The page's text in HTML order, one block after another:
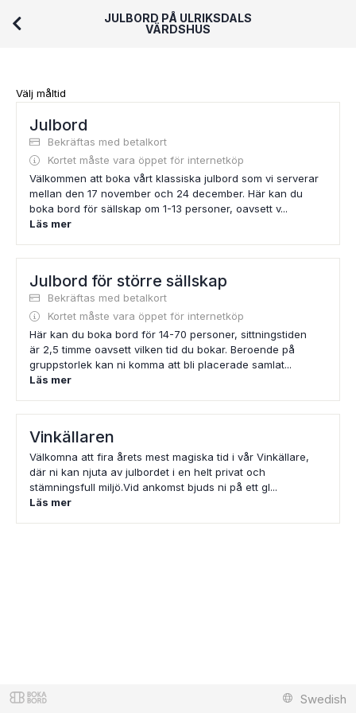
JULBORD PÅ ULRIKSDALS
VÄRDSHUS
Välj måltid
Julbord
Bekräftas med betalkort
Kortet måste vara öppet för internetköp
Välkommen att boka vårt klassiska julbord som vi serverar
mellan den 17 november och 24 december. Här kan du
boka bord för sällskap om 1-13 personer, oavsett v...
Läs mer
Julbord för större sällskap
Bekräftas med betalkort
Kortet måste vara öppet för internetköp
Här kan du boka bord för 14-70 personer, sittningstiden
är 2,5 timme oavsett vilken tid du bokar. Beroende på
gruppstorlek kan ni komma att bli placerade samlat...
Läs mer
Vinkällaren
Välkomna att fira årets mest magiska tid i vår Vinkällare,
där ni kan njuta av julbordet i en helt privat och
stämningsfull miljö.Vid ankomst bjuds ni på ett gl...
Läs mer
Swedish